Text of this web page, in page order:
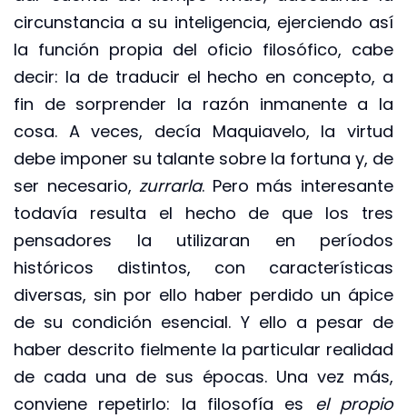
circunstancia a su inteligencia, ejerciendo así
la función propia del oficio filosófico, cabe
decir: la de traducir el hecho en concepto, a
fin de sorprender la razón inmanente a la
cosa. A veces, decía Maquiavelo, la virtud
debe imponer su talante sobre la fortuna y, de
ser necesario,zurrarla. Pero más interesante
todavía resulta el hecho de que los tres
pensadores la utilizaran en períodos
históricos distintos, con características
diversas, sin por ello haber perdido un ápice
de su condición esencial. Y ello a pesar de
haber descrito fielmente la particular realidad
de cada una de sus épocas. Una vez más,
conviene repetirlo: la filosofía es el propio